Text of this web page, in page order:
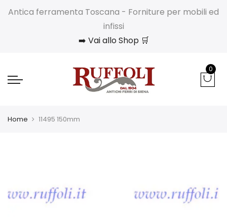
Antica ferramenta Toscana - Forniture per mobili ed
infissi
➡️ Vai allo Shop 🛒
0
Home 11495 150mm